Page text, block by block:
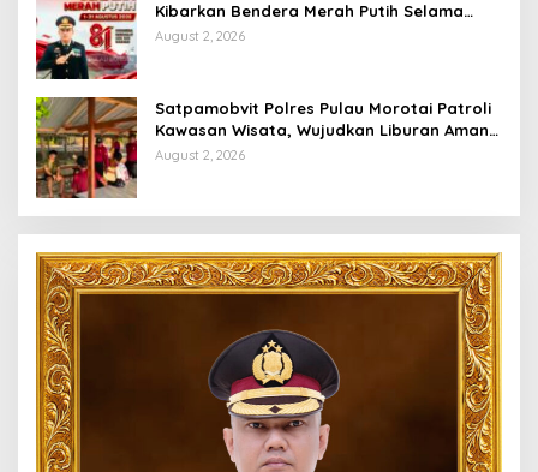
Kibarkan Bendera Merah Putih Selama
Bulan Kemerdekaan
August 2, 2026
Satpamobvit Polres Pulau Morotai Patroli
Kawasan Wisata, Wujudkan Liburan Aman
dan Kondusif
August 2, 2026